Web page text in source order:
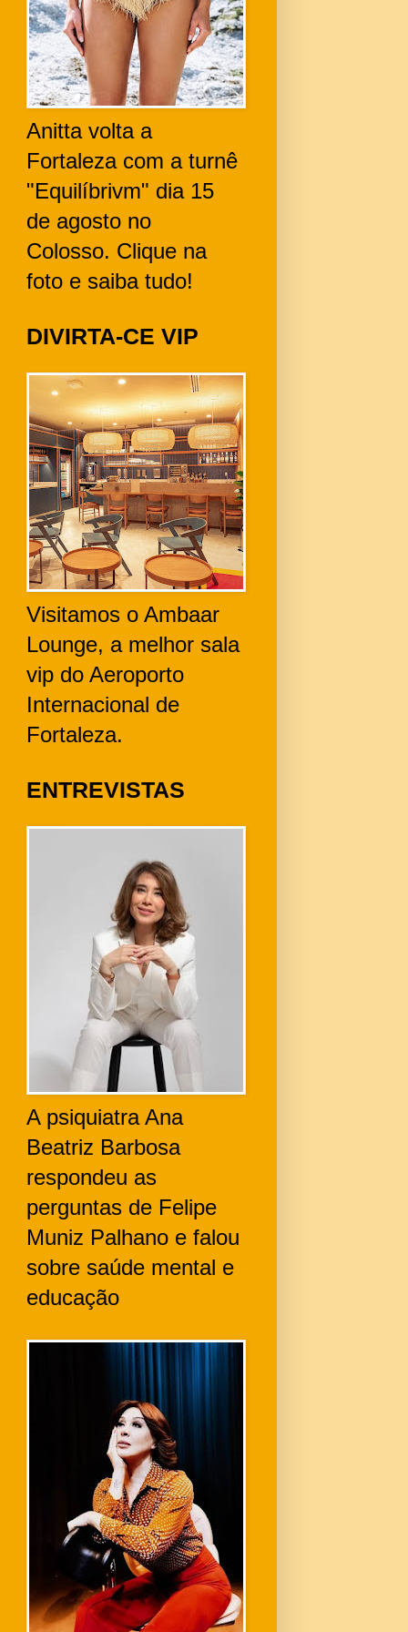
Anitta volta a
Fortaleza com a turnê
"Equilíbrivm" dia 15
de agosto no
Colosso. Clique na
foto e saiba tudo!
DIVIRTA-CE VIP
Visitamos o Ambaar
Lounge, a melhor sala
vip do Aeroporto
Internacional de
Fortaleza.
ENTREVISTAS
A psiquiatra Ana
Beatriz Barbosa
respondeu as
perguntas de Felipe
Muniz Palhano e falou
sobre saúde mental e
educação